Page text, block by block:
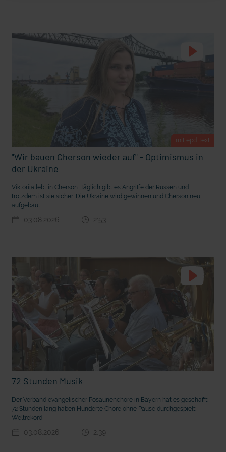
deutsche Sprache? Vorhang auf für Kinderzirkus Giovanni
mit epd Text
"Wir bauen Cherson wieder auf" - Optimismus in
der Ukraine
Viktoriia lebt in Cherson. Täglich gibt es Angriffe der Russen und
trotzdem ist sie sicher: Die Ukraine wird gewinnen und Cherson neu
aufgebaut.
03.08.2026 2:53
72 Stunden Musik
Der Verband evangelischer Posaunenchöre in Bayern hat es geschafft:
72 Stunden lang haben Hunderte Chöre ohne Pause durchgespielt:
Weltrekord!
03.08.2026 2:39